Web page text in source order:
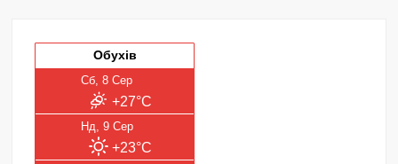
Обухів
Сб, 8 Сер
+27°C
Нд, 9 Сер
+23°C